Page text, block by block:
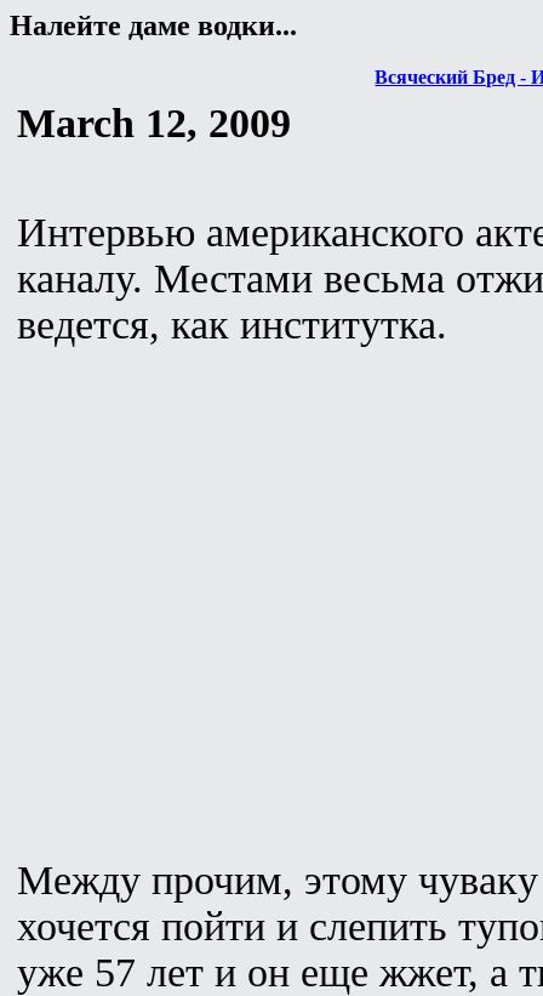
Налейте даме водки...
Всяческий Бред -
March 12, 2009
Интервью американского
каналу. Местами весьма
ведется, как институтка.
Между прочим, этому
хочется пойти и слепить
уже 57 лет и он еще жжет, а